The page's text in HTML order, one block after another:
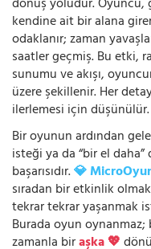
dönüş yoludur. Oyuncu,
kendine ait bir alana
odaklanır; zaman
saatler geçmiş. Bu etki,
sunumu ve akışı,
üzere şekillenir. Her
ilerlemesi için
Bir oyunun ardından
isteği ya da “bir el
başarısıdır.💎
sıradan bir etkinlik
tekrar tekrar yaşanmak
Burada oyun
zamanla biraşka 💖